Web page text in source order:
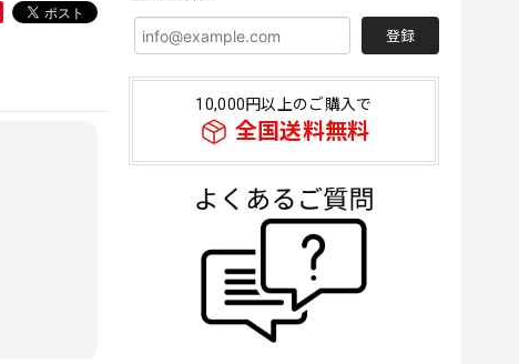
登録
10,000円以上のご購入で
全国送料無料